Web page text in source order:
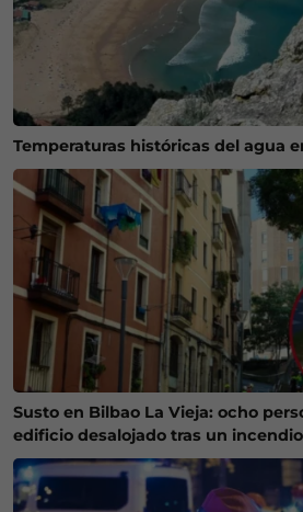
Temperaturas históricas del agua
Susto en Bilbao La Vieja: ocho
edificio desalojado tras un incendio